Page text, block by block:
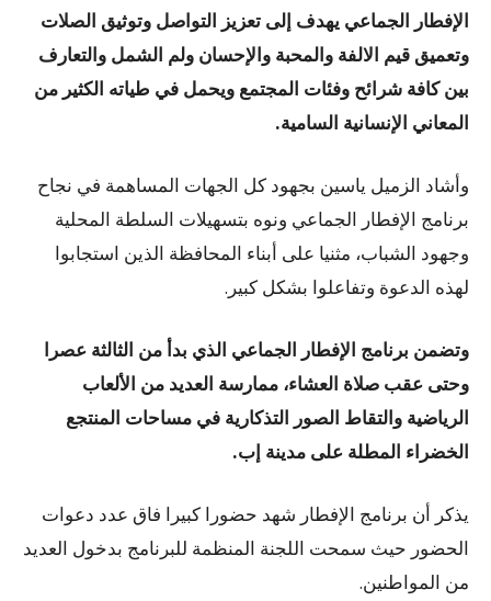
الإفطار الجماعي يهدف إلى تعزيز التواصل وتوثيق الصلات
وتعميق قيم الالفة والمحبة والإحسان ولم الشمل والتعارف
بين كافة شرائح وفئات المجتمع ويحمل في طياته الكثير من
المعاني الإنسانية السامية.
وأشاد الزميل ياسين بجهود كل الجهات المساهمة في نجاح
برنامج الإفطار الجماعي ونوه بتسهيلات السلطة المحلية
وجهود الشباب، مثنيا على أبناء المحافظة الذين استجابوا
لهذه الدعوة وتفاعلوا بشكل كبير.
وتضمن برنامج الإفطار الجماعي الذي بدأ من الثالثة عصرا
وحتى عقب صلاة العشاء، ممارسة العديد من الألعاب
الرياضية والتقاط الصور التذكارية في مساحات المنتجع
الخضراء المطلة على مدينة إب.
يذكر أن برنامج الإفطار شهد حضورا كبيرا فاق عدد دعوات
الحضور حيث سمحت اللجنة المنظمة للبرنامج بدخول العديد
من المواطنين.